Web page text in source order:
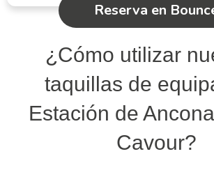
Reserva en
¿Cómo utilizar
taquillas de
Estación de
Cavour?